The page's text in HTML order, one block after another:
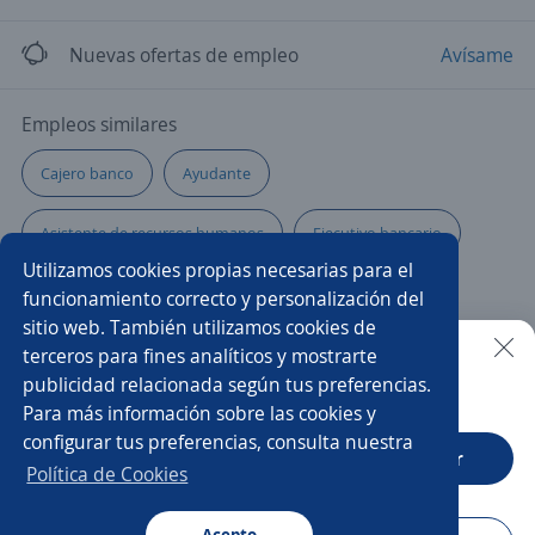
Utilizamos cookies propias necesarias para el
funcionamiento correcto y personalización del
sitio web. También utilizamos cookies de
terceros para fines analíticos y mostrarte
publicidad relacionada según tus preferencias.
Para más información sobre las cookies y
configurar tus preferencias, consulta nuestra
Política de Cookies
Nuevas ofertas de empleo Avísame
Empleos similares
Cajero banco Ayudante
Asistente de recursos humanos Ejecutivo bancario
Chófer repartidor Promotor/a asesor de venta
Gerente de ventas Médico/a general
Reclutamiento Coordinador/a de almacén
Ayudante de limpieza
Buscar es más fácil en la app
CT App Abrir